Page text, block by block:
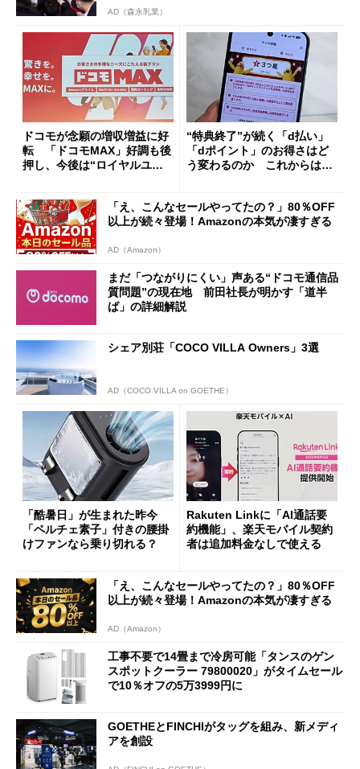
AD（森永乳業）
ドコモが念願の増収増益に好
転 「ドコモMAX」好調も後
押し、今後は“ロイヤルユー
“特典終了”が続く「d払い」
「dポイント」のお得さはど
う変わるのか これからは
「え、こんなセールやってたの？」80％OFF
以上が続々登場！Amazonの本気が凄すぎる
AD（Amazon）
まだ「つながりにくい」声ある“ドコモ通信品
質問題”の現在地 前田社長が明かす「道半
ば」の詳細解説
シェア別荘「COCO VILLA Owners」3選
AD（COCO VILLA on GOETHE）
「酷暑日」が生まれた昨今
「ペルチェ素子」付きの腰掛
けファンなら乗り切れる？
Rakuten Linkに「AI通話要
約機能」、楽天モバイル契約
者は追加料金なしで使える
「え、こんなセールやってたの？」80％OFF
以上が続々登場！Amazonの本気が凄すぎる
AD（Amazon）
工事不要で14畳まで冷房可能「タンスのゲン
スポットクーラー 79800020」がタイムセール
で10％オフの5万3999円に
GOETHEとFINCHIがタッグを組み、新メディ
アを創設